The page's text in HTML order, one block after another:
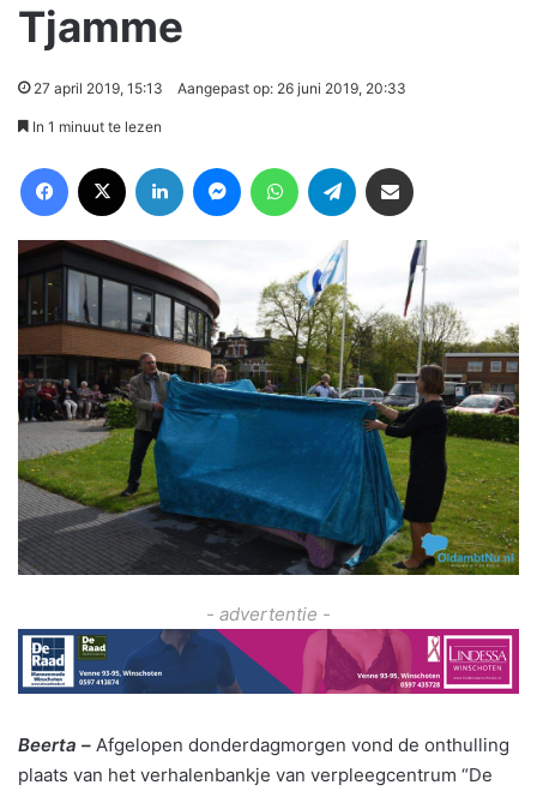
Tjamme
27 april 2019, 15:13 Aangepast op: 26 juni 2019, 20:33
In 1 minuut te lezen
- advertentie -
Beerta – Afgelopen donderdagmorgen vond de onthulling
plaats van het verhalenbankje van verpleegcentrum “De